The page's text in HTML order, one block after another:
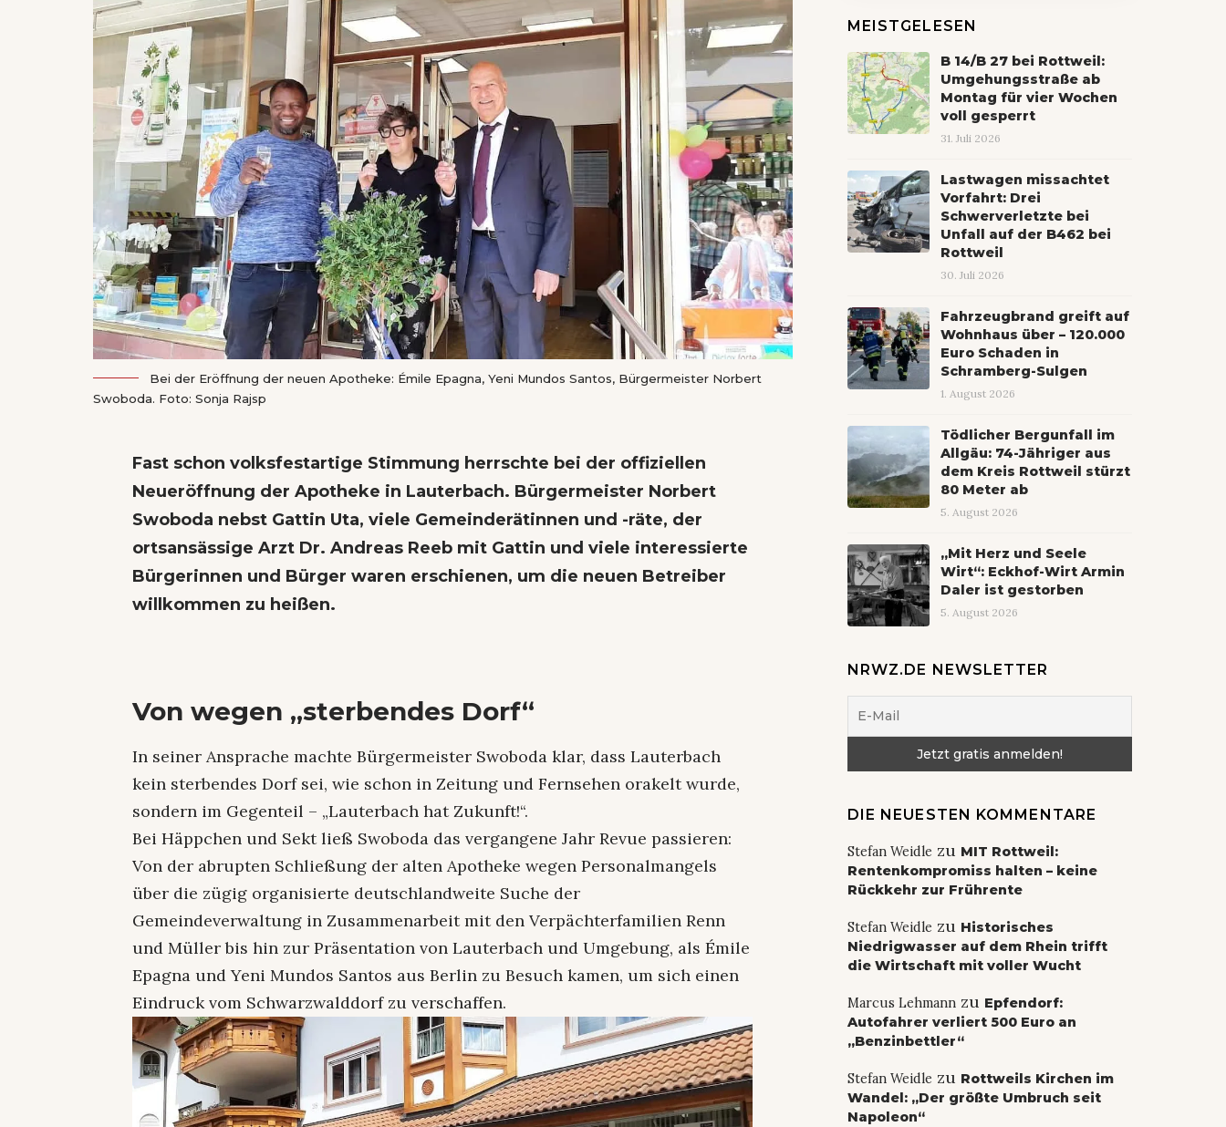
Bei der Eröffnung der neuen Apotheke: Émile Epagna, Yeni Mundos Santos, Bürgermeister Norbert
Swoboda. Foto: Sonja Rajsp
Fast schon volksfestartige Stimmung herrschte bei der offiziellen
Neueröffnung der Apotheke in Lauterbach. Bürgermeister Norbert
Swoboda nebst Gattin Uta, viele Gemeinderätinnen und -räte, der
ortsansässige Arzt Dr. Andreas Reeb mit Gattin und viele interessierte
Bürgerinnen und Bürger waren erschienen, um die neuen Betreiber
willkommen zu heißen.
Von wegen „sterbendes Dorf“
In seiner Ansprache machte Bürgermeister Swoboda klar, dass Lauterbach
kein sterbendes Dorf sei, wie schon in Zeitung und Fernsehen orakelt wurde,
sondern im Gegenteil – „Lauterbach hat Zukunft!“.
Bei Häppchen und Sekt ließ Swoboda das vergangene Jahr Revue passieren:
Von der abrupten Schließung der alten Apotheke wegen Personalmangels
über die zügig organisierte deutschlandweite Suche der
Gemeindeverwaltung in Zusammenarbeit mit den Verpächterfamilien Renn
und Müller bis hin zur Präsentation von Lauterbach und Umgebung, als Émile
Epagna und Yeni Mundos Santos aus Berlin zu Besuch kamen, um sich einen
Eindruck vom Schwarzwalddorf zu verschaffen.
MEISTGELESEN
B 14/B 27 bei Rottweil:
Umgehungsstraße ab
Montag für vier Wochen
voll gesperrt
31. Juli 2026
Lastwagen missachtet
Vorfahrt: Drei
Schwerverletzte bei
Unfall auf der B462 bei
Rottweil
30. Juli 2026
Fahrzeugbrand greift auf
Wohnhaus über – 120.000
Euro Schaden in
Schramberg-Sulgen
1. August 2026
Tödlicher Bergunfall im
Allgäu: 74-Jähriger aus
dem Kreis Rottweil stürzt
80 Meter ab
5. August 2026
„Mit Herz und Seele
Wirt“: Eckhof-Wirt Armin
Daler ist gestorben
5. August 2026
NRWZ.DE NEWSLETTER
DIE NEUESTEN KOMMENTARE
Stefan Weidle zu MIT Rottweil:
Rentenkompromiss halten – keine
Rückkehr zur Frührente
Stefan Weidle zu Historisches
Niedrigwasser auf dem Rhein trifft
die Wirtschaft mit voller Wucht
Marcus Lehmannzu Epfendorf:
Autofahrer verliert 500 Euro an
„Benzinbettler“
Stefan Weidle zu Rottweils Kirchen im
Wandel: „Der größte Umbruch seit
Napoleon“